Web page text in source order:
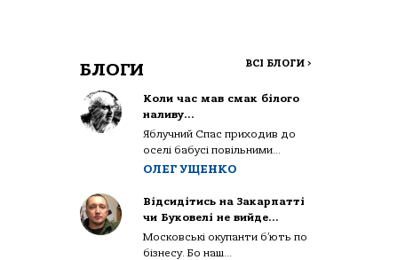
БЛОГИ ВСІ БЛОГИ >
Коли час мав смак білого
наливу…
Яблучний Спас приходив до
оселі бабусі повільними...
ОЛЕГ УЩЕНКО
Відсидітись на Закарпатті
чи Буковелі не вийде…
Московські окупанти б’ють по
бізнесу. Бо наш...